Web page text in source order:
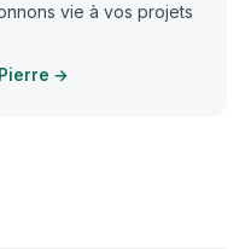
vie à vos projets
→